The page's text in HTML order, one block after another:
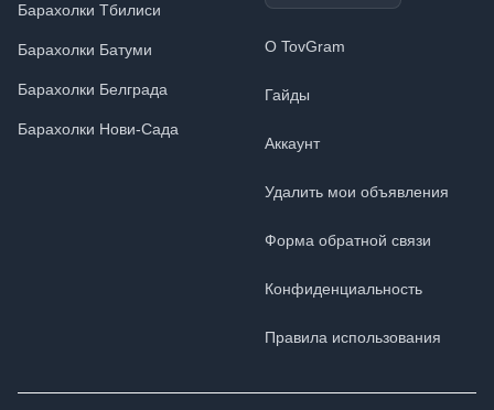
Барахолки Тбилиси
Барахолки Батуми
Барахолки Белграда
Барахолки Нови-Сада
О TovGram
Гайды
Аккаунт
Удалить мои объявления
Форма обратной связи
Конфиденциальность
Правила использования